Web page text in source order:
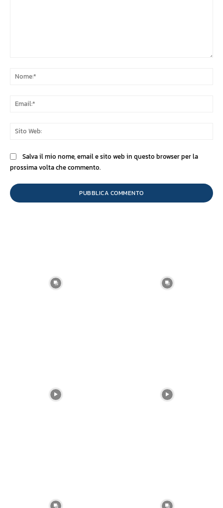
Salva il mio nome, email e sito web in questo browser per la
prossima volta che commento.